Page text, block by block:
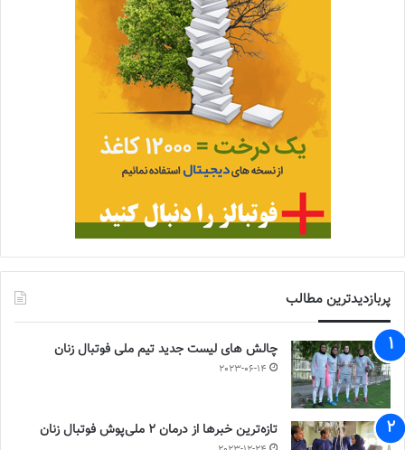
پربازدیدترین مطالب
چالش هاى ليست جدید تيم ملى فوتبال زنان
2023-06-14
تازه‌ترین خبرها از درمان ۲ ملی‌پوش فوتبال زنان